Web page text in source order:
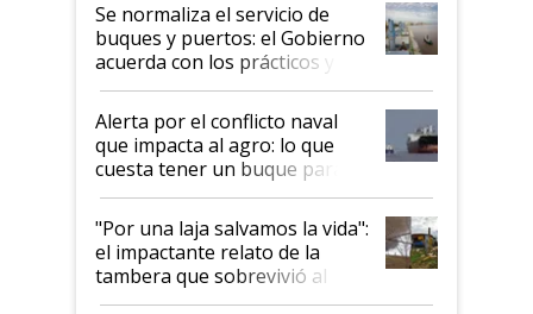
Se normaliza el servicio de
buques y puertos: el Gobierno
acuerda con los prácticos y
suspende el decreto de
desregulación
Alerta por el conflicto naval
que impacta al agro: lo que
cuesta tener un buque parado
y el peligro de que Argentina
pase a ser "país sucio"
"Por una laja salvamos la vida":
el impactante relato de la
tambera que sobrevivió al
tornado